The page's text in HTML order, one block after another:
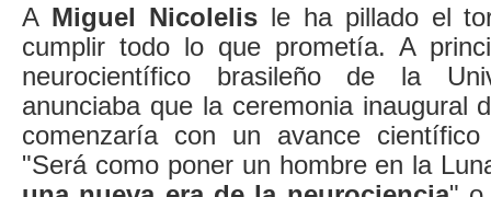
A Miguel Nicolelisle ha pillado el
cumplir todo lo que prometía. A
neurocientífico brasileño de la
anunciaba que la ceremonia inaugural
comenzaría con un avance
"Será como poner un hombre en la